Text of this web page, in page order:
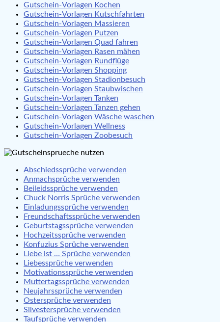
Gutschein-Vorlagen Kochen
Gutschein-Vorlagen Kutschfahrten
Gutschein-Vorlagen Massieren
Gutschein-Vorlagen Putzen
Gutschein-Vorlagen Quad fahren
Gutschein-Vorlagen Rasen mähen
Gutschein-Vorlagen Rundflüge
Gutschein-Vorlagen Shopping
Gutschein-Vorlagen Stadionbesuch
Gutschein-Vorlagen Staubwischen
Gutschein-Vorlagen Tanken
Gutschein-Vorlagen Tanzen gehen
Gutschein-Vorlagen Wäsche waschen
Gutschein-Vorlagen Wellness
Gutschein-Vorlagen Zoobesuch
Abschiedssprüche verwenden
Anmachsprüche verwenden
Beileidssprüche verwenden
Chuck Norris Sprüche verwenden
Einladungssprüche verwenden
Freundschaftssprüche verwenden
Geburtstagssprüche verwenden
Hochzeitssprüche verwenden
Konfuzius Sprüche verwenden
Liebe ist … Sprüche verwenden
Liebessprüche verwenden
Motivationssprüche verwenden
Muttertagssprüche verwenden
Neujahrssprüche verwenden
Ostersprüche verwenden
Silvestersprüche verwenden
Taufsprüche verwenden